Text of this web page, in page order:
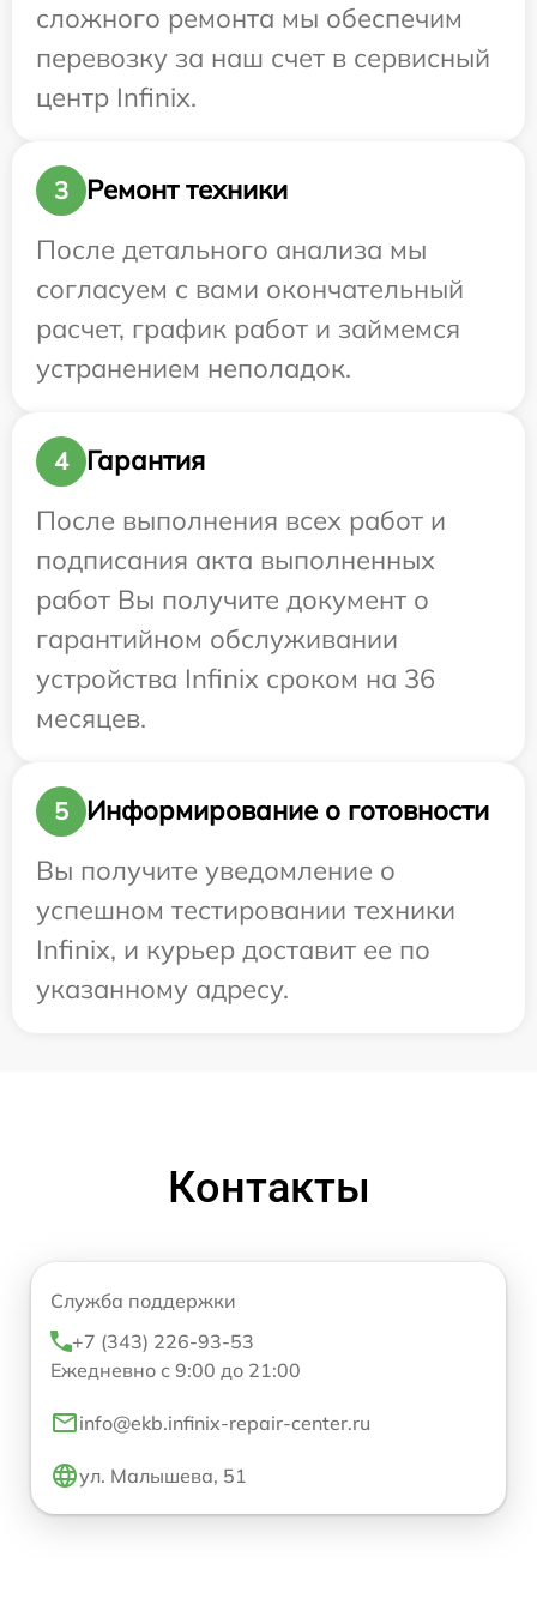
сложного ремонта мы обеспечим
перевозку за наш счет в сервисный
центр Infinix.
3
Ремонт техники
После детального анализа мы
согласуем с вами окончательный
расчет, график работ и займемся
устранением неполадок.
4
Гарантия
После выполнения всех работ и
подписания акта выполненных
работ Вы получите документ о
гарантийном обслуживании
устройства Infinix сроком на 36
месяцев.
5
Информирование о готовности
Вы получите уведомление о
успешном тестировании техники
Infinix, и курьер доставит ее по
указанному адресу.
Контакты
Служба поддержки
+7 (343) 226-93-53
Ежедневно с 9:00 до 21:00
info@ekb.infinix-repair-center.ru
ул. Малышева, 51